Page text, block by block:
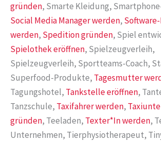
gründen, Smarte Kleidung,
Social Media Manager werden,
werden, Spedition gründen, Spiel
Spielothek eröffnen, Spielzeugverleih,
Spielzeugverleih, Sportteams-Coach,
Superfood-Produkte, Tagesmutter
Tagungshotel, Tankstelle eröffnen,
Tanzschule, Taxifahrer werden,
gründen, Teeladen, Texter*In werden,
Unternehmen, Tierphysiotherapeut,